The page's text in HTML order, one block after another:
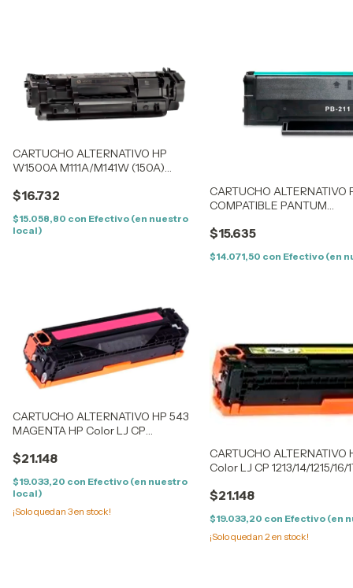
CARTUCHO ALTERNATIVO HP
W1500A M111A/M141W (150A)
$16.732
$15.058,80 con Efectivo (en nuestro
local)
CARTUCHO ALTERNATIVO
COMPATIBLE PANTUM
$15.635
$14.071,50 con Efectivo (en
CARTUCHO ALTERNATIVO HP 543
MAGENTA HP Color LJ CP
1513/14/1515/16/17/18/19 - CM
1411/12/13/15/16/17/
$21.148
$19.033,20 con Efectivo (en nuestro
local)
¡Solo quedan 3en stock!
CARTUCHO ALTERNATIVO
Color LJ CP 1213/14/1215/16/
5050/8050 / 1411/12/13/15/
$21.148
$19.033,20 con Efectivo (en
¡Solo quedan 2en stock!